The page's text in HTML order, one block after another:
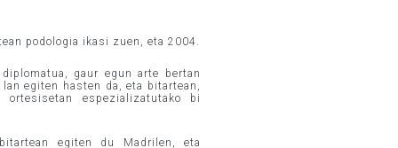
podologia ikasi zuen, eta 2004.
gaur egun arte bertan
egiten hasten da, eta bitartean,
espezializatutako bi
egiten du Madrilen, eta